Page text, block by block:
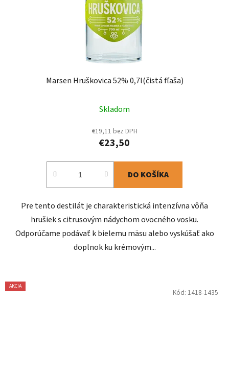
Marsen Hruškovica 52% 0,7l(čistá fľaša)
Skladom
€19,11 bez DPH
€23,50
DO KOŠÍKA
Pre tento destilát je charakteristická intenzívna vôňa
hrušiek s citrusovým nádychom ovocného vosku.
Odporúčame podávať k bielemu mäsu alebo vyskúšať ako
doplnok ku krémovým...
AKCIA
Kód: 1418-1435